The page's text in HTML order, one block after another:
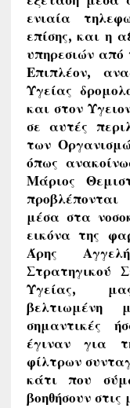
ενιαία
επίσης, και η
υπηρεσιών από
Επιπλέον,
Υγείας
και στον
σε αυτές
των
όπως
Μάριος
προβλέπονται
μέσα στα
εικόνα της
Άρης
Στρατηγικού
Υγείας, μας
βελτιωμένη
σημαντικές
έγιναν για
φίλτρων
κάτι που
βοηθήσουν στις